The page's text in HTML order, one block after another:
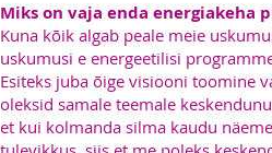
Miks on vaja enda energiakeha
Kuna kõik algab peale meie
uskumusi e energeetilisi
Esiteks juba õige visiooni toomine
oleksid samale teemale
et kui kolmanda silma kaudu